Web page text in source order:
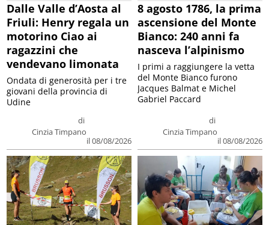
Dalle Valle d’Aosta al
Friuli: Henry regala un
motorino Ciao ai
ragazzini che
vendevano limonata
di
Cinzia Timpano
il 08/08/2026
Ondata di generosità per i tre
giovani della provincia di
Udine
8 agosto 1786, la prima
ascensione del Monte
Bianco: 240 anni fa
nasceva l’alpinismo
di
Cinzia Timpano
il 08/08/2026
I primi a raggiungere la vetta
del Monte Bianco furono
Jacques Balmat e Michel
Gabriel Paccard